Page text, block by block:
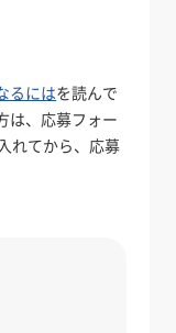
るにはを読んで
は、応募フォー
れてから、応募